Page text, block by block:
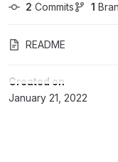
2 Commits 1
README
Created on
January 21, 2022